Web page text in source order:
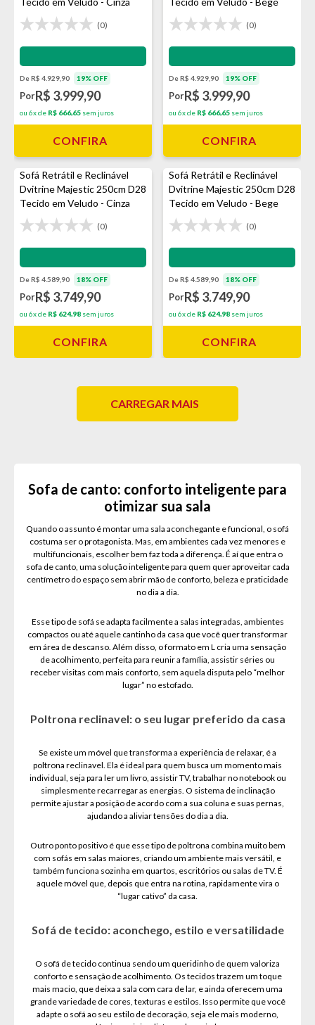
(0)
Impermeabilização - VEDA
De R$ 4.929,90 19% OFF
PorR$ 3.999,90
ou 6x de R$ 666,65 sem juros
CONFIRA
(0)
Impermeabilização - VEDA
De R$ 4.929,90 19% OFF
PorR$ 3.999,90
ou 6x de R$ 666,65 sem juros
CONFIRA
Sofá Retrátil e Reclinável
Dvitrine Majestic 250cm D28
Tecido em Veludo - Cinza
(0)
Impermeabilização - VEDA
De R$ 4.589,90 18% OFF
PorR$ 3.749,90
ou 6x de R$ 624,98 sem juros
CONFIRA
Sofá Retrátil e Reclinável
Dvitrine Majestic 250cm D28
Tecido em Veludo - Bege
(0)
Impermeabilização - VEDA
De R$ 4.589,90 18% OFF
PorR$ 3.749,90
ou 6x de R$ 624,98 sem juros
CONFIRA
CARREGAR MAIS
Sofa de canto: conforto inteligente para
otimizar sua sala
Quando o assunto é montar uma sala aconchegante e funcional, o sofá
costuma ser o protagonista. Mas, em ambientes cada vez menores e
multifuncionais, escolher bem faz toda a diferença. É aí que entra o
sofa de canto, uma solução inteligente para quem quer aproveitar cada
centímetro do espaço sem abrir mão de conforto, beleza e praticidade
no dia a dia.
Esse tipo de sofá se adapta facilmente a salas integradas, ambientes
compactos ou até aquele cantinho da casa que você quer transformar
em área de descanso. Além disso, o formato em L cria uma sensação
de acolhimento, perfeita para reunir a família, assistir séries ou
receber visitas com mais conforto, sem aquela disputa pelo “melhor
lugar” no estofado.
Poltrona reclinavel: o seu lugar preferido da casa
Se existe um móvel que transforma a experiência de relaxar, é a
poltrona reclinavel. Ela é ideal para quem busca um momento mais
individual, seja para ler um livro, assistir TV, trabalhar no notebook ou
simplesmente recarregar as energias. O sistema de inclinação
permite ajustar a posição de acordo com a sua coluna e suas pernas,
ajudando a aliviar tensões do dia a dia.
Outro ponto positivo é que esse tipo de poltrona combina muito bem
com sofás em salas maiores, criando um ambiente mais versátil, e
também funciona sozinha em quartos, escritórios ou salas de TV. É
aquele móvel que, depois que entra na rotina, rapidamente vira o
“lugar cativo” da casa.
Sofá de tecido: aconchego, estilo e versatilidade
O sofá de tecido continua sendo um queridinho de quem valoriza
conforto e sensação de acolhimento. Os tecidos trazem um toque
mais macio, que deixa a sala com cara de lar, e ainda oferecem uma
grande variedade de cores, texturas e estilos. Isso permite que você
adapte o sofá ao seu estilo de decoração, seja ele mais moderno,